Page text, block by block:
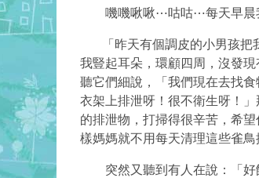
嘰嘰啾啾⋯咕咕⋯每天早晨我
「昨天有個調皮的小男孩把我
我豎起耳朵，環顧四周，沒發
聽它們細說，「我們現在去找
衣架上排泄呀！很不衛生呀！
的排泄物，打掃得很辛苦，希
樣媽媽就不用每天清理這些雀鳥
突然又聽到有人在說：「好餓